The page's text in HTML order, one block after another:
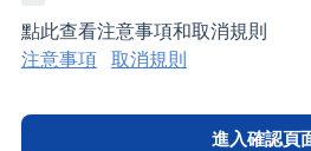
點此查看注意事項和取消規則
注意事項
取消規則